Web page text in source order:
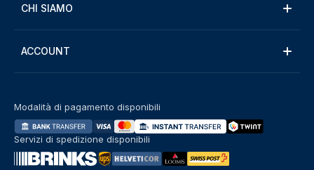
CHI SIAMO
ACCOUNT
Modalità di pagamento disponibili
Servizi di spedizione disponibili